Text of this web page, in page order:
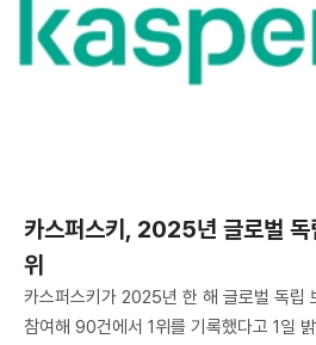
카스퍼스키, 2025년 글로벌 독
위
카스퍼스키가 2025년 한 해 글로벌 독립
참여해 90건에서 1위를 기록했다고 1일